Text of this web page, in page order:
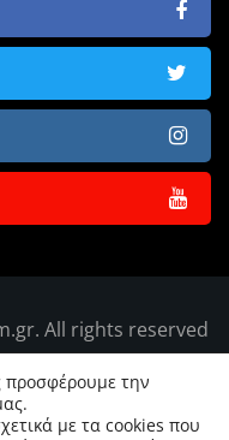
All rights reserved
προσφέρουμε την
με τα cookies που